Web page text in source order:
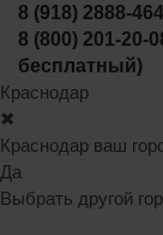
8 (918) 2888-464
8 (800) 201-20-
бесплатный)
Краснодар
✖
Краснодар ваш
Да
Выбрать другой